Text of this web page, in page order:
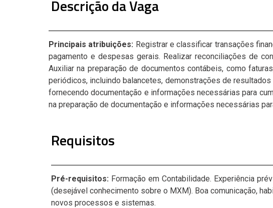
Descrição da Vaga
Principais atribuições: Registrar e classificar transações
pagamento e despesas gerais. Realizar reconciliações de
Auxiliar na preparação de documentos contábeis, como
periódicos, incluindo balancetes, demonstrações de
fornecendo documentação e informações necessárias para
na preparação de documentação e informações necessárias
Requisitos
Pré-requisitos: Formação em Contabilidade. Experiência
(desejável conhecimento sobre o MXM). Boa comunicação,
novos processos e sistemas.